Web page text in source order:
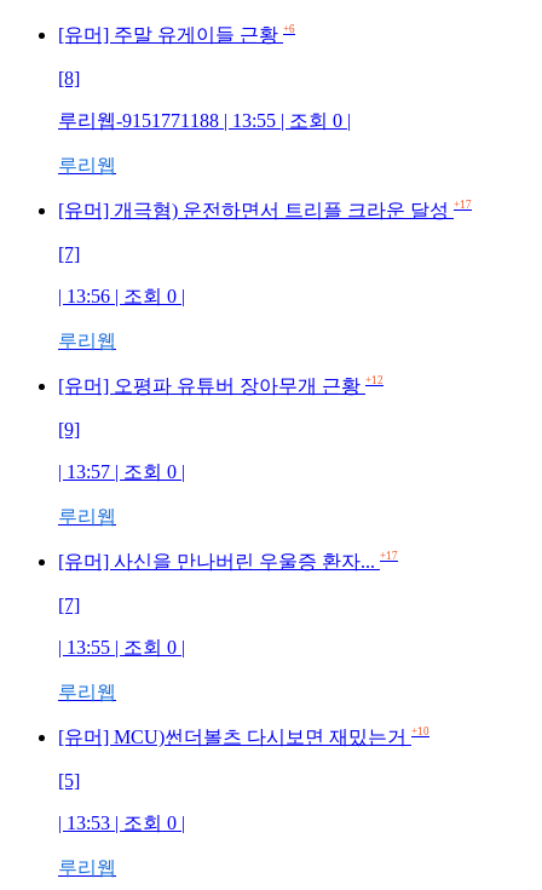
[유머] 주말 유게이들 근황 +6
[8]
루리웹-9151771188 | 13:55 | 조회 0 |
루리웹
[유머] 개극혐) 운전하면서 트리플 크라운 달성 +17
[7]
| 13:56 | 조회 0 |
루리웹
[유머] 오평파 유튜버 장아무개 근황 +12
[9]
| 13:57 | 조회 0 |
루리웹
[유머] 사신을 만나버린 우울증 환자... +17
[7]
| 13:55 | 조회 0 |
루리웹
[유머] MCU)썬더볼츠 다시보면 재밌는거 +10
[5]
| 13:53 | 조회 0 |
루리웹